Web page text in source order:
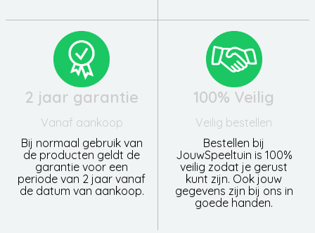
2 jaar garantie
Vanaf aankoop
Bij normaal gebruik van
de producten geldt de
garantie voor een
periode van 2 jaar vanaf
de datum van aankoop.
100% Veilig
Veilig bestellen
Bestellen bij
JouwSpeeltuin is 100%
veilig zodat je gerust
kunt zijn. Ook jouw
gegevens zijn bij ons in
goede handen.